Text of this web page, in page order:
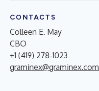
CONTACTS
Colleen E. May
CBO
+1 (419) 278-1023
graminex@graminex.com